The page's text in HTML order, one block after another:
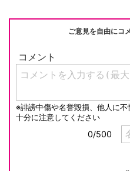
ご意見を自由にコ